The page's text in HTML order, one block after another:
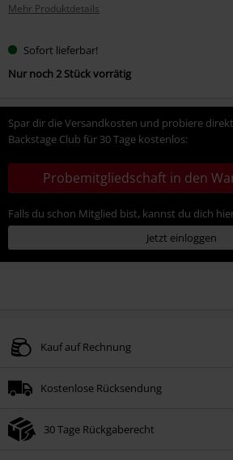
Mehr Produktdetails
Sofort lieferbar!
Nur noch 2 Stück vorrätig
Spar dir die Versandkosten und probiere
Backstage Club für 30 Tage kostenlos:
Probemitgliedschaft in den
Falls du schon Mitglied bist, kannst du dich
Jetzt einloggen
Kauf auf Rechnung
Kostenlose Rücksendung
30 Tage Rückgaberecht